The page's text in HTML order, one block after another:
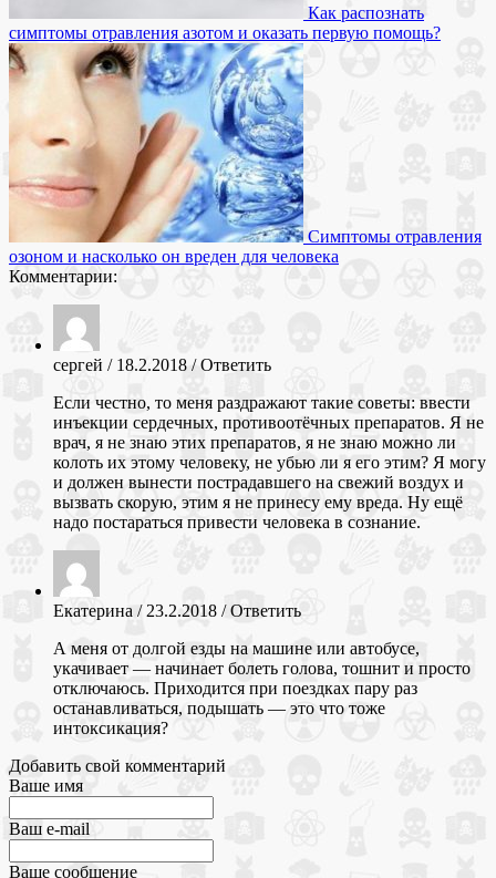
Как распознать
симптомы отравления азотом и оказать первую помощь?
Симптомы отравления
озоном и насколько он вреден для человека
Комментарии:
сергей / 18.2.2018 /Ответить
Если честно, то меня раздражают такие советы: ввести
инъекции сердечных, противоотёчных препаратов. Я не
врач, я не знаю этих препаратов, я не знаю можно ли
колоть их этому человеку, не убью ли я его этим? Я могу
и должен вынести пострадавшего на свежий воздух и
вызвать скорую, этим я не принесу ему вреда. Ну ещё
надо постараться привести человека в сознание.
Екатерина / 23.2.2018 /Ответить
А меня от долгой езды на машине или автобусе,
укачивает — начинает болеть голова, тошнит и просто
отключаюсь. Приходится при поездках пару раз
останавливаться, подышать — это что тоже
интоксикация?
Добавить свой комментарий
Ваше имя
Ваш e-mail
Ваше сообщение